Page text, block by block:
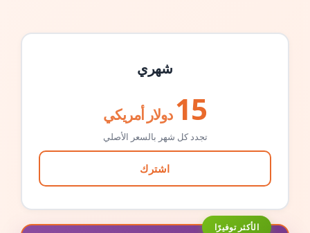
شهري
15 دولار أمريكي
تجدد كل شهر بالسعر الأصلي
اشترك
الأكثر توفيرًا